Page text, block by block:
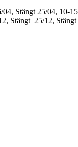
04, Stängt 25/04, 10-15
Stängt 25/12, Stängt